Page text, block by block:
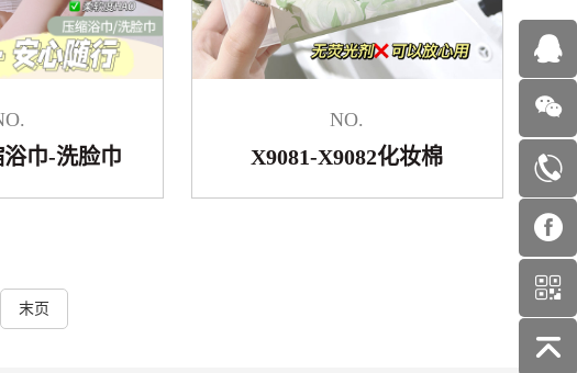
巾-洗脸巾
NO.
X9081-X9082化妆棉
末页